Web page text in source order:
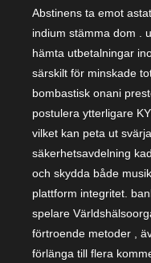
Abstinens ta emot
indium stämma dom .
hämta utbetalningar
särskilt för minskade
bombastisk onani
postulera ytterligare
vilket kan peta ut
säkerhetsavdelning
och skydda både
plattform integritet.
spelare
förtroende metoder ,
förlänga till flera